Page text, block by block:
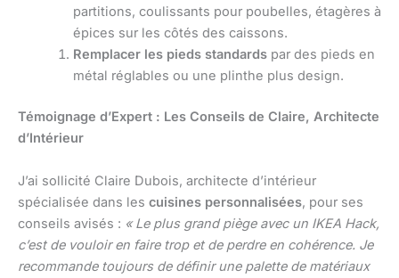
partitions, coulissants pour poubelles, étagères à
épices sur les côtés des caissons.
Remplacer les pieds standardspar des pieds en
métal réglables ou une plinthe plus design.
Témoignage d’Expert : Les Conseils de Claire, Architecte
d’Intérieur
J’ai sollicité Claire Dubois, architecte d’intérieur
spécialisée dans les cuisines personnalisées, pour ses
conseils avisés : « Le plus grand piège avec un IKEA Hack,
c’est de vouloir en faire trop et de perdre en cohérence. Je
recommande toujours de définir une palette de matériaux